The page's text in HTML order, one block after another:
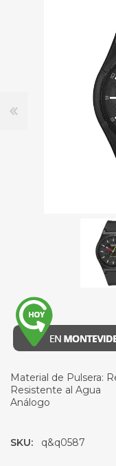
Material de Pulsera:
Resistente al Agua
Análogo
SKU: q&q0587